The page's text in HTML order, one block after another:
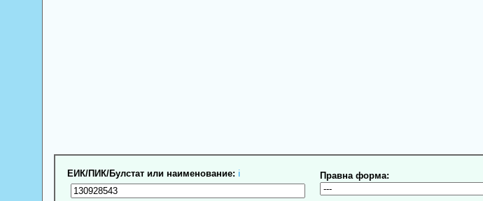
ЕИК/ПИК/Булстат или наименование: ℹ Правна форма: